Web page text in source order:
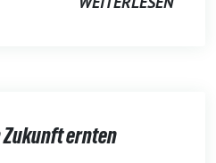
Zukunft ernten